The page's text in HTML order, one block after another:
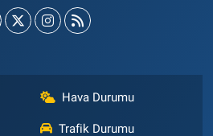
Hava Durumu
Trafik Durumu